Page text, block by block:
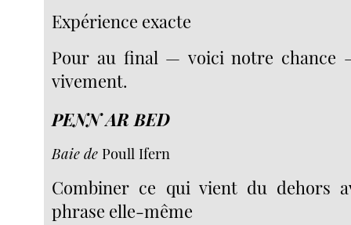
Expérience exacte
Pour au final — voici notre chance
vivement.
PENN AR BED
Baie de Poull Ifern
Combiner ce qui vient du dehors
phrase elle-même